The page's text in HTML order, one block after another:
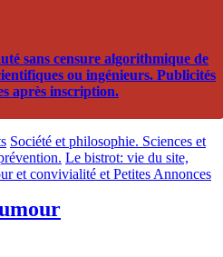
sans censure algorithmique de
ou ingénieurs. Publicités
après inscription.
Société et philosophie. Sciences et
Le bistrot: vie du site,
et convivialité et Petites Annonces